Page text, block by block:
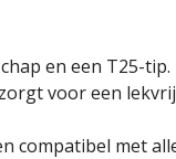
en een T25-
voor een
compatibel met